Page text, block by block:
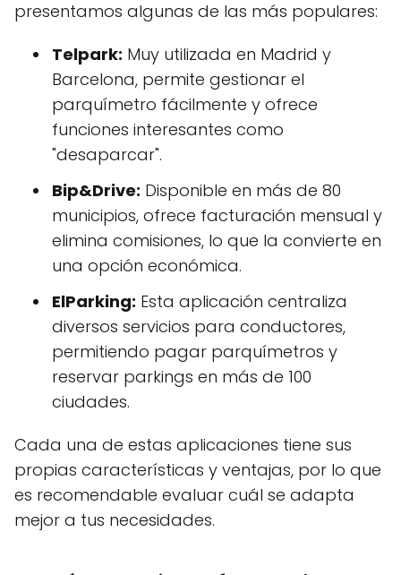
presentamos algunas de las más populares:
Telpark: Muy utilizada en Madrid y
Barcelona, permite gestionar el
parquímetro fácilmente y ofrece
funciones interesantes como
"desaparcar".
Bip&Drive: Disponible en más de 80
municipios, ofrece facturación mensual y
elimina comisiones, lo que la convierte en
una opción económica.
ElParking: Esta aplicación centraliza
diversos servicios para conductores,
permitiendo pagar parquímetros y
reservar parkings en más de 100
ciudades.
Cada una de estas aplicaciones tiene sus
propias características y ventajas, por lo que
es recomendable evaluar cuál se adapta
mejor a tus necesidades.